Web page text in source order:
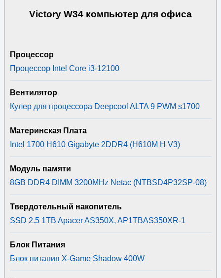
Victory W34 компьютер для офиса
Процессор
Процессор Intel Core i3-12100
Вентилятор
Кулер для процессора Deepcool ALTA 9 PWM s1700
Материнская Плата
Intel 1700 H610 Gigabyte 2DDR4 (H610M H V3)
Модуль памяти
8GB DDR4 DIMM 3200MHz Netac (NTBSD4P32SP-08)
Твердотельный накопитель
SSD 2.5 1TB Apacer AS350X, AP1TBAS350XR-1
Блок Питания
Блок питания X-Game Shadow 400W